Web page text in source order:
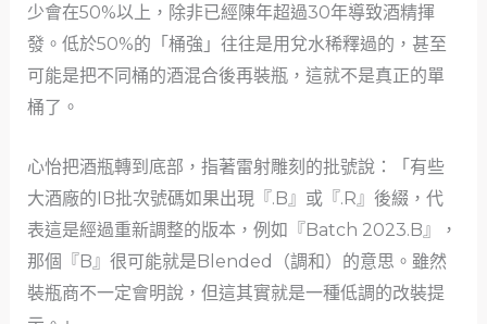
少會在50%以上，除非已經陳年超過30年導致酒精揮
發。低於50%的「桶強」往往是用兌水稀釋過的，甚至
可能是把不同桶的酒混合後再裝瓶，這就不是真正的單
桶了。
心怡把酒瓶轉到底部，指著雷射雕刻的批號說：「有些
大酒廠的IB批次號碼如果出現『.B』或『.R』後綴，代
表這是經過重新調整的版本，例如『Batch 2023.B』，
那個『B』很可能就是Blended（調和）的意思。雖然
裝瓶商不一定會明說，但這其實就是一種低調的改裝提